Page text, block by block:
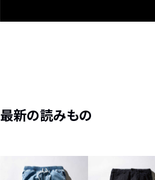
最新の読みもの